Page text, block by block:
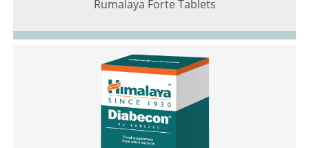
Rumalaya Forte Tablets